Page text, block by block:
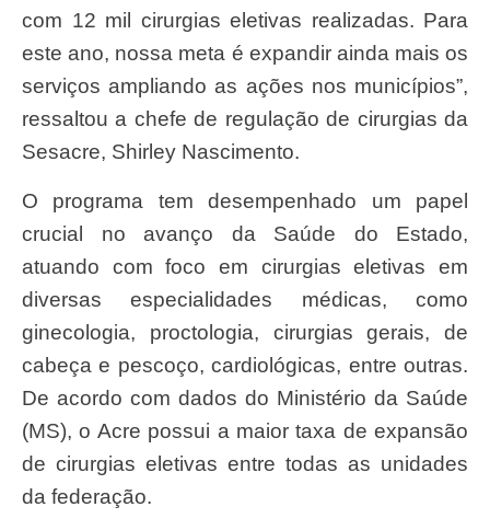
com 12 mil cirurgias eletivas realizadas. Para
este ano, nossa meta é expandir ainda mais os
serviços ampliando as ações nos municípios”,
ressaltou a chefe de regulação de cirurgias da
Sesacre, Shirley Nascimento.
O programa tem desempenhado um papel
crucial no avanço da Saúde do Estado,
atuando com foco em cirurgias eletivas em
diversas especialidades médicas, como
ginecologia, proctologia, cirurgias gerais, de
cabeça e pescoço, cardiológicas, entre outras.
De acordo com dados do Ministério da Saúde
(MS), o Acre possui a maior taxa de expansão
de cirurgias eletivas entre todas as unidades
da federação.